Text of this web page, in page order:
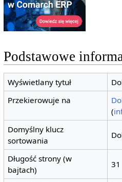
Podstawowe
Wyświetlany tytuł
Przekierowuje na
(
Domyślny klucz
sortowania
Długość strony (w
bajtach)
31